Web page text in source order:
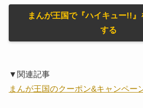
まんが王国で『ハイキュー!!
する
▼関連記事
まんが王国のクーポン&キャンペー